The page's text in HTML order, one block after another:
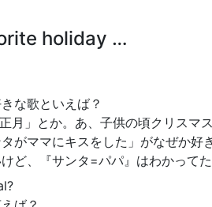
holiday …
な歌といえば？
月」とか。あ、子供の頃クリスマ
がママにキスをした」がなぜか好
ど、『サンタ=パパ』はわかってた